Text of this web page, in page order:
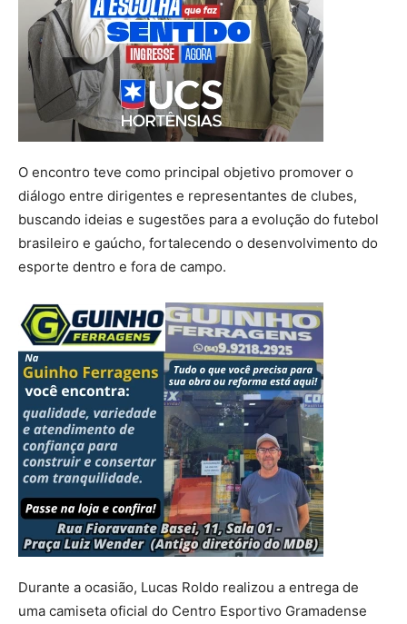
O encontro teve como principal objetivo promover o
diálogo entre dirigentes e representantes de clubes,
buscando ideias e sugestões para a evolução do futebol
brasileiro e gaúcho, fortalecendo o desenvolvimento do
esporte dentro e fora de campo.
Durante a ocasião, Lucas Roldo realizou a entrega de
uma camiseta oficial do Centro Esportivo Gramadense